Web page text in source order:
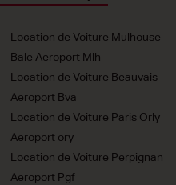
Location de Voiture Mulhouse
Bale Aeroport Mlh
Location de Voiture Beauvais
Aeroport Bva
Location de Voiture Paris Orly
Aeroport ory
Location de Voiture Perpignan
Aeroport Pgf